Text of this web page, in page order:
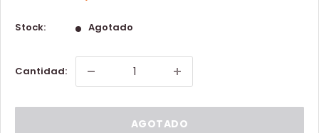
Stock: Agotado
Cantidad:
AGOTADO